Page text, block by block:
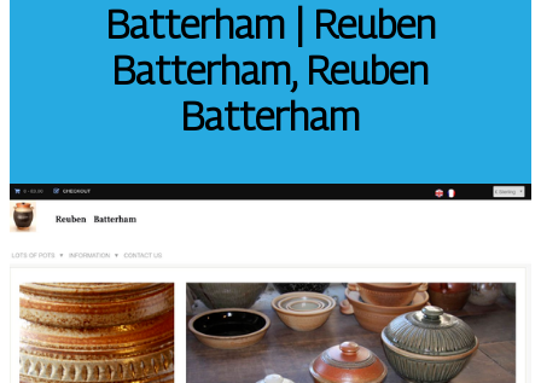
Batterham | Reuben
Batterham, Reuben
Batterham